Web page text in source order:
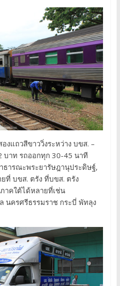
งแถวสีขาววิ่งระหว่าง บขส. –
บาท รถออกทุก 30-45 นาที
ธารณะพระยารัษฎานุประดิษฐ์,
ที่ บขส. ตรัง ที่บขส. ตรัง
าคใต้ได้หลายที่เช่น
นครศรีธรรมราช กระบี่ พัทลุง